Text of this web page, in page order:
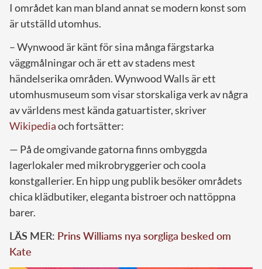
I området kan man bland annat se modern konst som
är utställd utomhus.
– Wynwood är känt för sina många färgstarka
väggmålningar och är ett av stadens mest
händelserika områden. Wynwood Walls är ett
utomhusmuseum som visar storskaliga verk av några
av världens mest kända gatuartister, skriver
Wikipediaoch fortsätter:
— På de omgivande gatorna finns ombyggda
lagerlokaler med mikrobryggerier och coola
konstgallerier. En hipp ung publik besöker områdets
chica klädbutiker, eleganta bistroer och nattöppna
barer.
LÄS MER: Prins Williams nya sorgliga besked om
Kate